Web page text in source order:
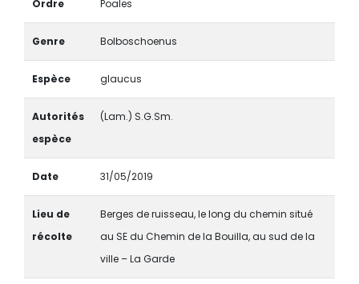
Ordre Poales
Genre Bolboschoenus
Espèce glaucus
Autorités
espèce
(Lam.) S.G.Sm.
Date 31/05/2019
Lieu de
récolte
Berges de ruisseau, le long du chemin situé
au SE du Chemin de la Bouilla, au sud de la
ville – La Garde